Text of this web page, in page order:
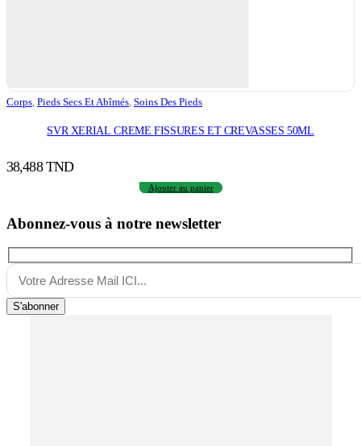
Corps Pieds Secs Et Abîmés Soins Des Pieds
SVR XERIAL CREME FISSURES ET CREVASSES 50ML
38,488TND
Ajouter au panier
Abonnez-vous à notre newsletter
S'abonner